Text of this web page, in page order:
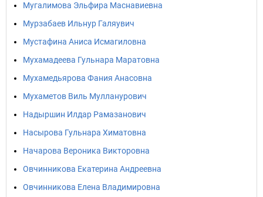
Мугалимова Эльфира Маснавиевна
Мурзабаев Ильнур Галяувич
Мустафина Аниса Исмагиловна
Мухамадеева Гульнара Маратовна
Мухамедьярова Фания Анасовна
Мухаметов Виль Мулланурович
Надыршин Илдар Рамазанович
Насырова Гульнара Химатовна
Начарова Вероника Викторовна
Овчинникова Екатерина Андреевна
Овчинникова Елена Владимировна